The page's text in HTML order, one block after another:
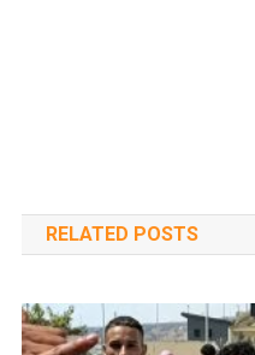
RELATED POSTS